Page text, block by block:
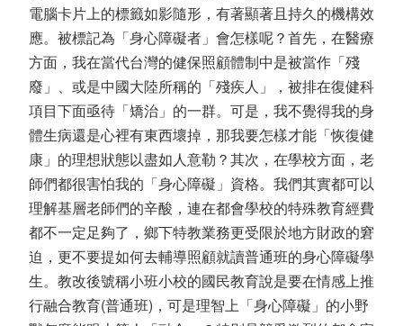
電腦卡片上的標籤如影隨形，有著顯著且持久的機構效
應。被標記為「身心障礙者」會怎樣呢？首先，在醫療
方面，我在當代台灣的健保照顧體制中是被當作「殘
廢」、或是中國大陸所稱的「殘疾人」，被排在復健科
項目下面亟待「矯治」的一群。可是，我不覺得我的身
體生病還是心裡有東西壞掉，那我要怎樣才能「恢復健
康」的理想狀態以盡如人意勒？其次，在學校方面，老
師們都很害怕我的「身心障礙」資格。我們其實都可以
理解基層老師們的辛酸，連在都會學校的特殊教育經費
都不一定足夠了，鄉下特教業務更受限於地方財政的窘
迫，更不要提如何去輔導照顧就讀普通班的身心障礙學
生。教改後號稱小班小校的國民教育說是要在情感上推
行融合教育(普通班)，可是理智上「身心障礙」的小野